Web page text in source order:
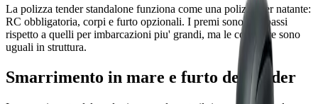
La polizza tender standalone funziona come una polizza per natante:
RC obbligatoria, corpi e furto opzionali. I premi sono piu' bassi
rispetto a quelli per imbarcazioni piu' grandi, ma le coperture sono
uguali in struttura.
Smarrimento in mare e furto del tender